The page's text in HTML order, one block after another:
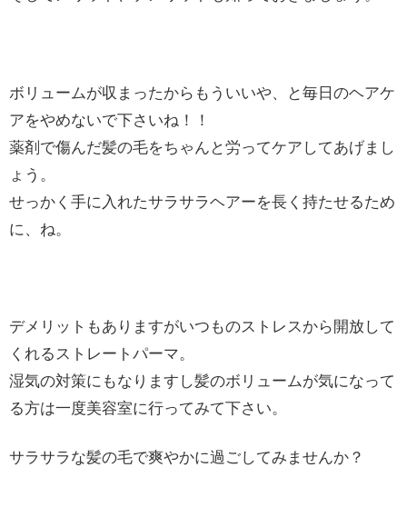
ボリュームが収まったからもういいや、と毎日のヘアケ
アをやめないで下さいね！！
薬剤で傷んだ髪の毛をちゃんと労ってケアしてあげまし
ょう。
せっかく手に入れたサラサラヘアーを長く持たせるため
に、ね。
デメリットもありますがいつものストレスから開放して
くれるストレートパーマ。
湿気の対策にもなりますし髪のボリュームが気になって
る方は一度美容室に行ってみて下さい。
サラサラな髪の毛で爽やかに過ごしてみませんか？